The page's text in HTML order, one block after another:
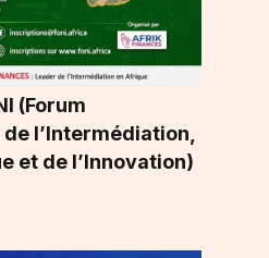
(Forum
l’Intermédiation,
et de l’Innovation)